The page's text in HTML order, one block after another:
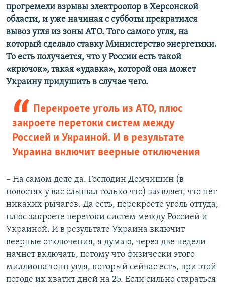
прогремели взрывы электроопор в Херсонской
области, и уже начиная с субботы прекратился
вывоз угля из зоны АТО. Того самого угля, на
который сделало ставку Министерство энергетики.
То есть получается, что у России есть такой
«крючок», такая «удавка», которой она может
Украину придушить в случае чего.
Перекроете уголь из АТО, плюс
закроете перетоки систем между
Россией и Украиной. И в результате
Украина включит веерные отключения
– На самом деле да. Господин Демчишин (в
новостях у вас слышал только что) заявляет, что нет
никаких рычагов. Да есть, перекроете уголь оттуда,
плюс закроете перетоки систем между Россией и
Украиной. И в результате Украина включит
веерные отключения, я думаю, через две недели
начнет включать, потому что физически этого
миллиона тонн угля, который сейчас есть, при этой
погоде их хватит дней на 25. Если сильно стараться